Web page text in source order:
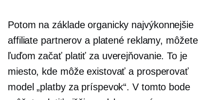
Potom na základe organicky najvýkonnejšie
affiliate partnerov a platené reklamy, môžete
ľuďom začať platiť za uverejňovanie. To je
miesto, kde môže existovať a prosperovať
model „platby za príspevok“. V tomto bode